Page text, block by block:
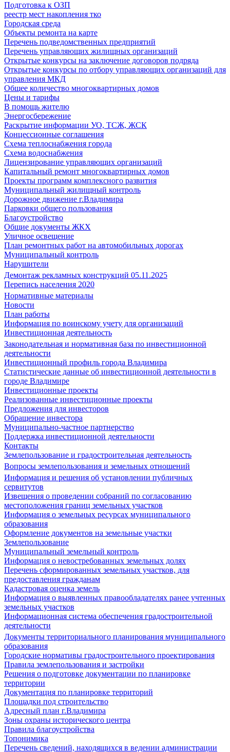
Подготовка к ОЗП
реестр мест накопления тко
Городская среда
Объекты ремонта на карте
Перечень подведомственных предприятий
Перечень управляющих жилищных организаций
Открытые конкурсы на заключение договоров подряда
Открытые конкурсы по отбору управляющих организаций для
управления МКД
Общее количество многоквартирных домов
Цены и тарифы
В помощь жителю
Энергосбережение
Раскрытие информации УО, ТСЖ, ЖСК
Концессионные соглашения
Схема теплоснабжения города
Схема водоснабжения
Лицензирование управляющих организаций
Капитальный ремонт многоквартирных домов
Проекты программ комплексного развития
Муниципальный жилищный контроль
Дорожное движение г.Владимира
Парковки общего пользования
Благоустройство
Общие документы ЖКХ
Уличное освещение
План ремонтных работ на автомобильных дорогах
Муниципальный контроль
Нарушители
Демонтаж рекламных конструкций 05.11.2025
Перепись населения 2020
Нормативные материалы
Новости
План работы
Информация по воинскому учету для организаций
Инвестиционная деятельность
Законодательная и нормативная база по инвестиционной
деятельности
Инвестиционный профиль города Владимира
Статистические данные об инвестиционной деятельности в
городе Владимире
Инвестиционные проекты
Реализованные инвестиционные проекты
Предложения для инвесторов
Обращение инвестора
Муниципально-частное партнерство
Поддержка инвестиционной деятельности
Контакты
Землепользование и градостроительная деятельность
Вопросы землепользования и земельных отношений
Информация и решения об установлении публичных
сервитутов
Извещения о проведении собраний по согласованию
местоположения границ земельных участков
Информация о земельных ресурсах муниципального
образования
Оформление документов на земельные участки
Землепользование
Муниципальный земельный контроль
Информация о невостребованных земельных долях
Перечень сформированных земельных участков, для
предоставления гражданам
Кадастровая оценка земель
Информация о выявленных правообладателях ранее учтенных
земельных участков
Информационная система обеспечения градостроительной
деятельности
Документы территориального планирования муниципального
образования
Городские нормативы градостроительного проектирования
Правила землепользования и застройки
Решения о подготовке документации по планировке
территории
Документация по планировке территорий
Площадки под строительство
Адресный план г.Владимира
Зоны охраны исторического центра
Правила благоустройства
Топонимика
Перечень сведений, находящихся в ведении администрации